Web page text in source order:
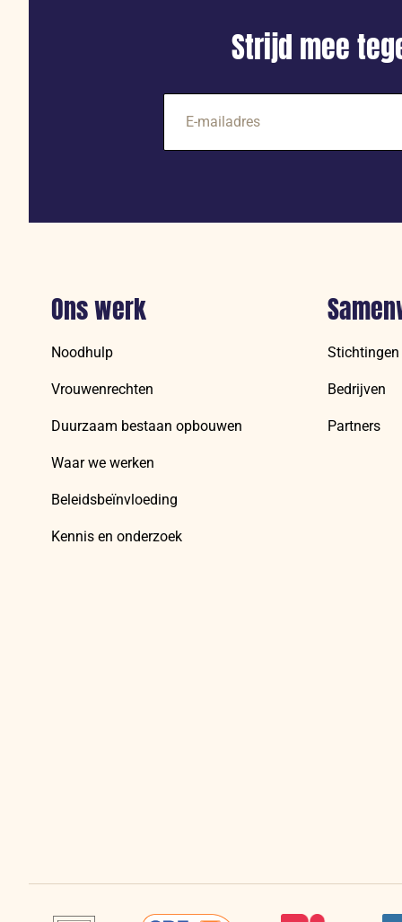
Strijd mee
mailadres
Ons werk
Noodhulp
Vrouwenrechten
Duurzaam bestaan opbouwen
Waar we werken
Beleidsbeïnvloeding
Kennis en onderzoek
Bedrijven
Partners